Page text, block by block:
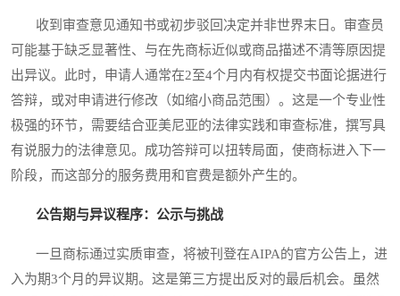
收到审查意见通知书或初步驳回决定并非世界末日。审查员
可能基于缺乏显著性、与在先商标近似或商品描述不清等原因提
出异议。此时，申请人通常在2至4个月内有权提交书面论据进行
答辩，或对申请进行修改（如缩小商品范围）。这是一个专业性
极强的环节，需要结合亚美尼亚的法律实践和审查标准，撰写具
有说服力的法律意见。成功答辩可以扭转局面，使商标进入下一
阶段，而这部分的服务费用和官费是额外产生的。
公告期与异议程序：公示与挑战
一旦商标通过实质审查，将被刊登在AIPA的官方公告上，进
入为期3个月的异议期。这是第三方提出反对的最后机会。虽然